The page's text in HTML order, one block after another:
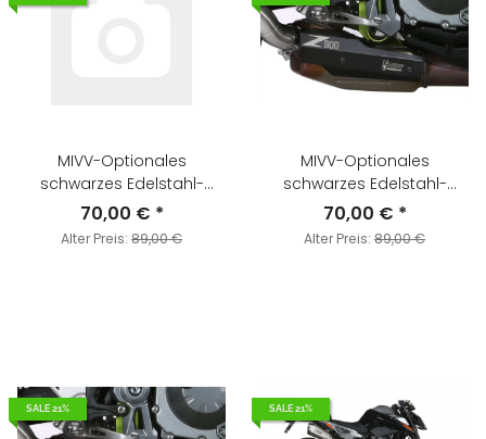
MIVV-Optionales
schwarzes Edelstahl-
Hitzeschutzschild - für
KAWASAKI - Z900 BJ. 2017 >
2019 - 50.CR.037.0
70,00 € *
Alter Preis: 89,00 €
MIVV-Optionales
schwarzes Edelstahl-
Hitzeschutzschild - für
KAWASAKI - Z900 BJ. 2017 >
2019 - 50.CR.037.0
70,00 € *
Alter Preis: 89,00 €
SALE 21% SALE 21%